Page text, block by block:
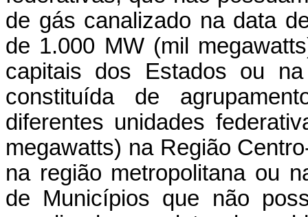
de gás canalizado na data
de 1.000 MW (mil
capitais dos Estados ou
constituída de
diferentes unidades
megawatts) na Região
na região metropolitana ou
de Municípios que não